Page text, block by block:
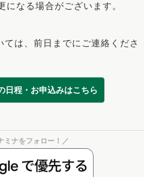
なる場合がございます。
ては、前日までにご連絡くださ
日程・お申込みはこちら
ミナをフォロー！／